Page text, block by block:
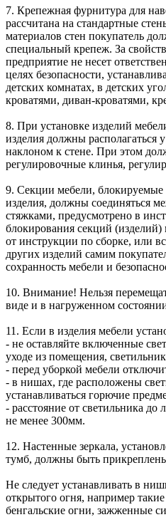
7. Крепежная фурнитура для
рассчитана на стандартные
материалов стен покупатель
специальный крепеж. За
предприятие не несет
целях безопасности,
детских комнатах, в детских
кроватями, диван-кроватями,
8. При установке изделий
изделия должны располагаться
наклоном к стене. При этом
регулировочные клинья,
9. Секции мебели,
изделия, должны соединяться
стяжками, предусмотрено в
блокирования секций
от инструкции по сборке, или
других изделий самим
сохранность мебели и
10. Внимание! Нельзя
виде и в нагруженном
11. Если в изделия мебели
- не оставляйте включенные
уходе из помещения,
- перед уборкой мебели
- в нишах, где расположены
устанавливаться горючие
- расстояние от светильника
не менее 300мм.
12. Настенные зеркала,
тумб, должны быть
Не следует устанавливать в
открытого огня, например
бенгальские огни, зажженные